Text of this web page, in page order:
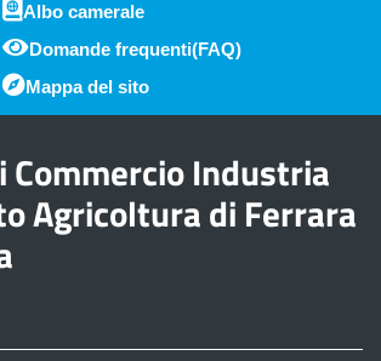
di pagina
Albo camerale
Domande frequenti(FAQ)
Mappa del sito
Commercio Industria
Agricoltura di Ferrara